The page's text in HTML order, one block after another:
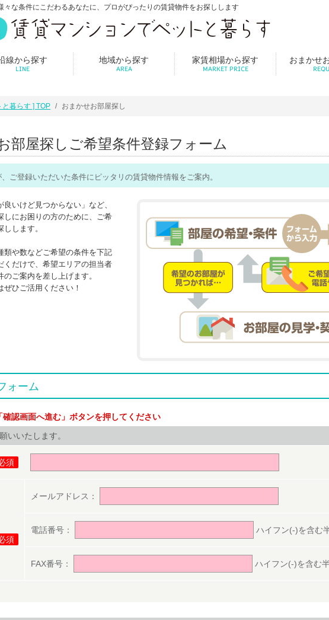
々な条件にこだわるあなたに、プロがぴったりの賃貸物件をお探しします
線から探す
LINE
地域から探す
AREA
家賃相場から探す
MARKET PRICE
おまかせ
と暮らす ] TOP おまかせお部屋探し
部屋探し ご希望条件登録フォーム
ご登録いただいた条件にピッタリの賃貸物件情報をご案内。
良いけど見つからない」など、
しにお困りの方のために、ご希
します。
類や数などご希望の条件を下記
くだけで、希望エリアの担当者
ご案内を差し上げます。
ひご活用ください！
ォーム
認画面へ進む」ボタンを押してください
いいたします。
須
須
メールアドレス：
電話番号： ハイフン(-)を含む
FAX番号： ハイフン(-)を含む